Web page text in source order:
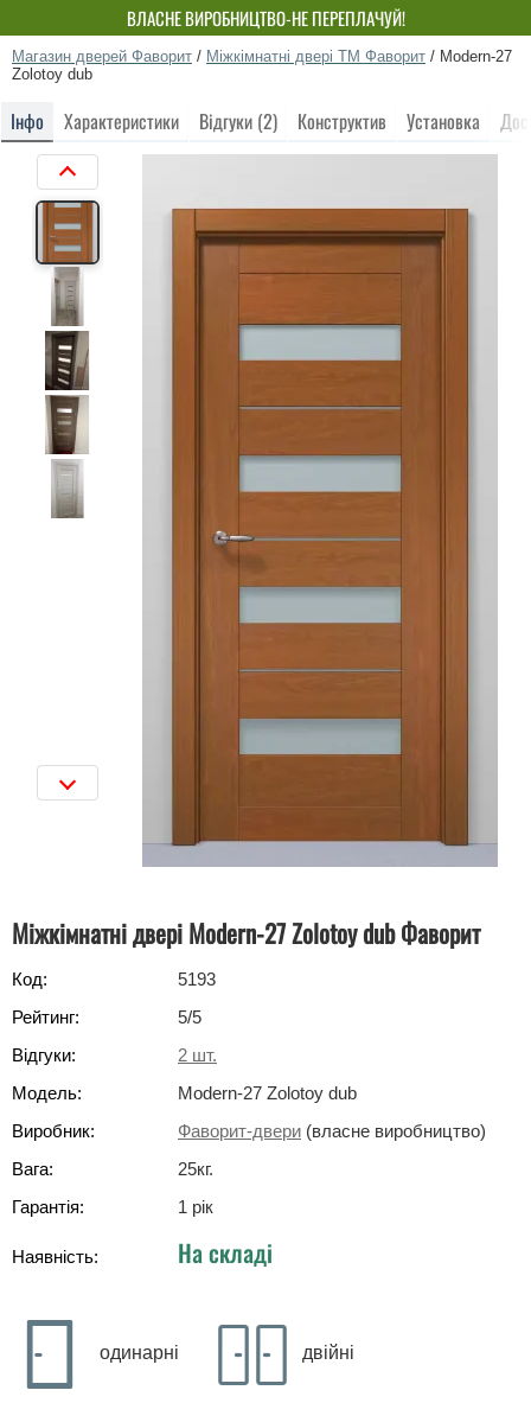
ВЛАСНЕ ВИРОБНИЦТВО-НЕ ПЕРЕПЛАЧУЙ!
Магазин дверей Фаворит / Міжкімнатні двері ТМ Фаворит / Modern-27
Zolotoy dub
Інфо Характеристики Відгуки (2) Конструктив Установка
Міжкімнатні двері Modern-27 Zolotoy dub Фаворит
Код:
5193
Рейтинг:
5/5
Відгуки:
2 шт.
Модель:
Modern-27 Zolotoy dub
Виробник:
Фаворит-двери (власне виробництво)
Вага:
25кг.
Гарантія:
1 рік
Наявність: На складі
одинарні двійні